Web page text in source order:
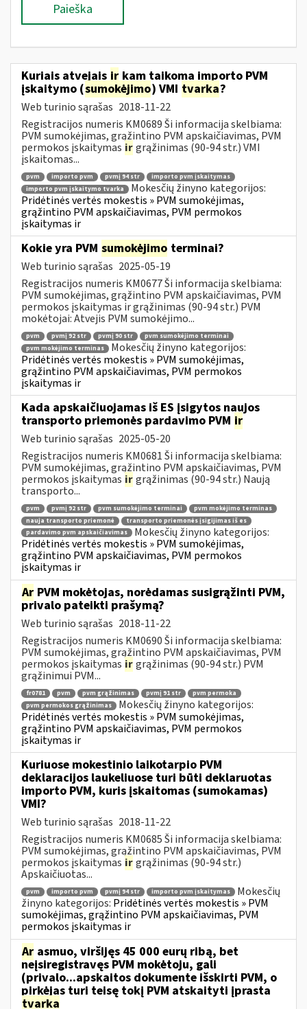
Paieška
Kuriais atvejais ir kam taikoma importo PVM
įskaitymo (sumokėjimo) VMI tvarka?
Web turinio sąrašas 2018-11-22
Registracijos numeris KM0689 Ši informacija skelbiama:
PVM sumokėjimas, grąžintino PVM apskaičiavimas, PVM
permokos įskaitymas irgrąžinimas (90-94 str.) VMI
įskaitomas...
pvm importo pvm pvmį 94 str
importo pvm įskaitymas
importo pvm įskaitymo tvarka
Mokesčių žinyno kategorijos:
Pridėtinės vertės mokestis » PVM sumokėjimas,
grąžintino PVM apskaičiavimas, PVM permokos
įskaitymas ir
Kokie yra PVM sumokėjimo terminai?
Web turinio sąrašas 2025-05-19
Registracijos numeris KM0677 Ši informacija skelbiama:
PVM sumokėjimas, grąžintino PVM apskaičiavimas, PVM
permokos įskaitymas ir grąžinimas (90-94 str.) PVM
mokėtojai: Atvejis PVM sumokėjimo...
pvm pvmį 92 str pvmį 90 str
pvm sumokėjimo terminai
pvm mokėjimo terminas
Mokesčių žinyno kategorijos:
Pridėtinės vertės mokestis » PVM sumokėjimas,
grąžintino PVM apskaičiavimas, PVM permokos
įskaitymas ir
Kada apskaičiuojamas iš ES įsigytos naujos
transporto priemonės pardavimo PVM ir
Web turinio sąrašas 2025-05-20
Registracijos numeris KM0681 Ši informacija skelbiama:
PVM sumokėjimas, grąžintino PVM apskaičiavimas, PVM
permokos įskaitymas irgrąžinimas (90-94 str.) Naują
transporto...
pvm pvmį 92 str pvm sumokėjimo terminai
pvm mokėjimo terminas
nauja transporto priemonė
transporto priemonės įsigijimas iš es
pardavimo pvm apskaičiavimas
Mokesčių žinyno kategorijos:
Pridėtinės vertės mokestis » PVM sumokėjimas,
grąžintino PVM apskaičiavimas, PVM permokos
įskaitymas ir
Ar PVM mokėtojas, norėdamas susigrąžinti PVM,
privalo pateikti prašymą?
Web turinio sąrašas 2018-11-22
Registracijos numeris KM0690 Ši informacija skelbiama:
PVM sumokėjimas, grąžintino PVM apskaičiavimas, PVM
permokos įskaitymas irgrąžinimas (90-94 str.) PVM
grąžinimui PVM...
fr0781 pvm pvm grąžinimas pvmį 91 str
pvm permoka
pvm permokos grąžinimas
Mokesčių žinyno kategorijos:
Pridėtinės vertės mokestis » PVM sumokėjimas,
grąžintino PVM apskaičiavimas, PVM permokos
įskaitymas ir
Kuriuose mokestinio laikotarpio PVM
deklaracijos laukeliuose turi būti deklaruotas
importo PVM, kuris įskaitomas (sumokamas)
VMI?
Web turinio sąrašas 2018-11-22
Registracijos numeris KM0685 Ši informacija skelbiama:
PVM sumokėjimas, grąžintino PVM apskaičiavimas, PVM
permokos įskaitymas irgrąžinimas (90-94 str.)
Apskaičiuotas...
pvm importo pvm pvmį 94 str importo pvm įskaitymas
Mokesčių
žinyno kategorijos: Pridėtinės vertės mokestis » PVM
sumokėjimas, grąžintino PVM apskaičiavimas, PVM
permokos įskaitymas ir
Ar asmuo, viršijęs 45 000 eurų ribą, bet
neįsiregistravęs PVM mokėtoju, gali
(privalo...apskaitos dokumente išskirti PVM, o
pirkėjas turi teisę tokį PVM atskaityti įprasta
tvarka